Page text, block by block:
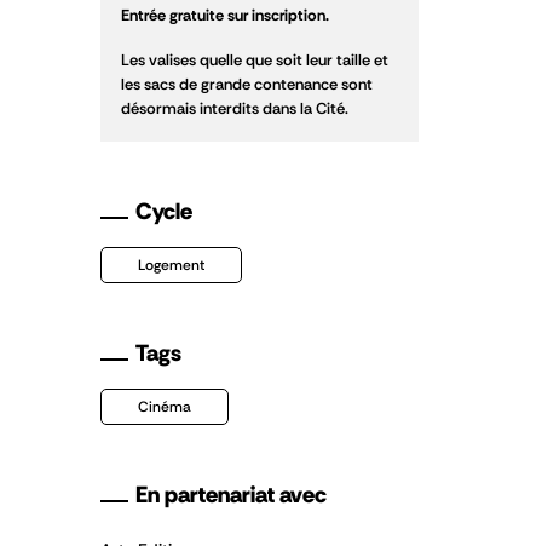
Entrée gratuite sur inscription.
Les valises quelle que soit leur taille et
les sacs de grande contenance sont
désormais interdits dans la Cité.
Cycle
Logement
Tags
Cinéma
En partenariat avec